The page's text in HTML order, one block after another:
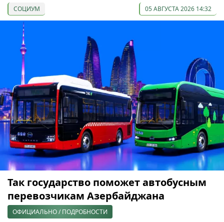
СОЦИУМ 05 АВГУСТА 2026 14:32
Так государство поможет автобусным
перевозчикам Азербайджана
ОФИЦИАЛЬНО / ПОДРОБНОСТИ